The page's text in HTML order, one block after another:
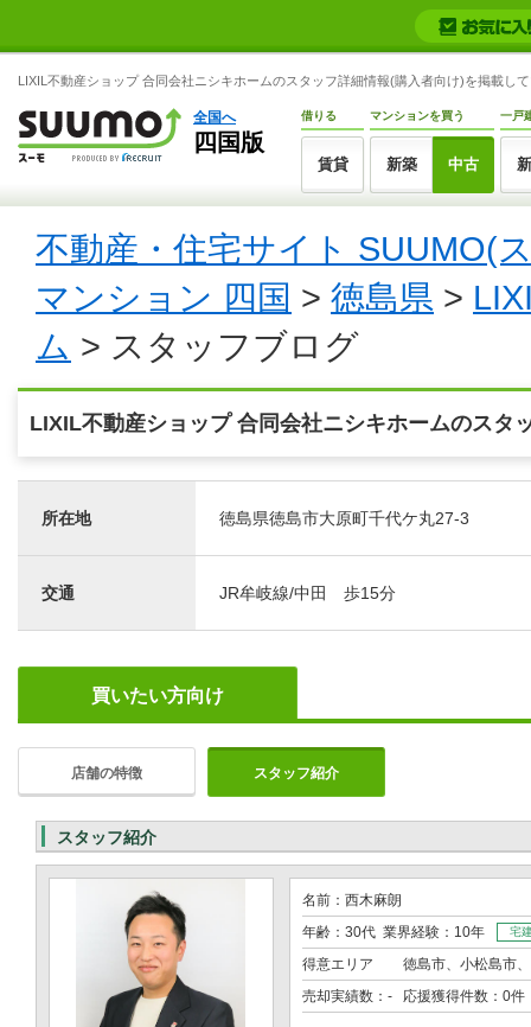
LIXIL不動産ショップ 合同会社ニシキホームのスタッフ詳細情報(購入者向け)を掲載し
全国へ
四国版
借りる
賃貸
マンションを買う
新築 中古
一戸
不動産・住宅サイト SUUMO(
マンション 四国 > 徳島県 >
ム > スタッフブログ
LIXIL不動産ショップ 合同会社ニシキホームのスタ
所在地 徳島県徳島市大原町千代ケ丸27-3
交通 JR牟岐線/中田 歩15分
買いたい方向け
店舗の特徴 スタッフ紹介
スタッフ紹介
名前：西木麻朗
年齢：30代 業界経験：10年
宅
得意エリア
徳島市、小松島市
売却実績数：- 応援獲得件数：0件